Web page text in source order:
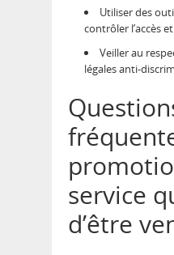
Utiliser des
contrôler l’accès
Veiller au
légales anti-
service
d’être